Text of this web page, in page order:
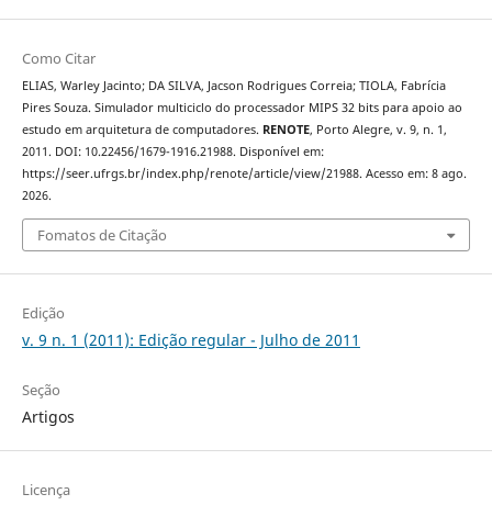
Como Citar
ELIAS, Warley Jacinto; DA SILVA, Jacson Rodrigues Correia; TIOLA, Fabrícia
Pires Souza. Simulador multiciclo do processador MIPS 32 bits para apoio ao
estudo em arquitetura de computadores. RENOTE, Porto Alegre, v. 9, n. 1,
2011. DOI: 10.22456/1679-1916.21988. Disponível em:
https://seer.ufrgs.br/index.php/renote/article/view/21988. Acesso em: 8 ago.
2026.
Fomatos de Citação
Edição
v. 9 n. 1 (2011): Edição regular - Julho de 2011
Seção
Artigos
Licença